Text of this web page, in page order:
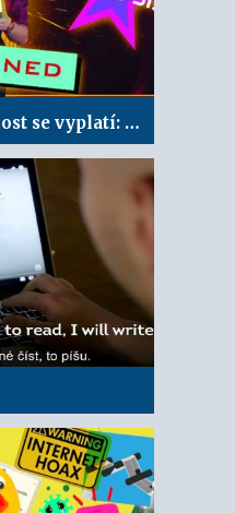
Mediální gramotnost se vyplatí: Výhodný telefon